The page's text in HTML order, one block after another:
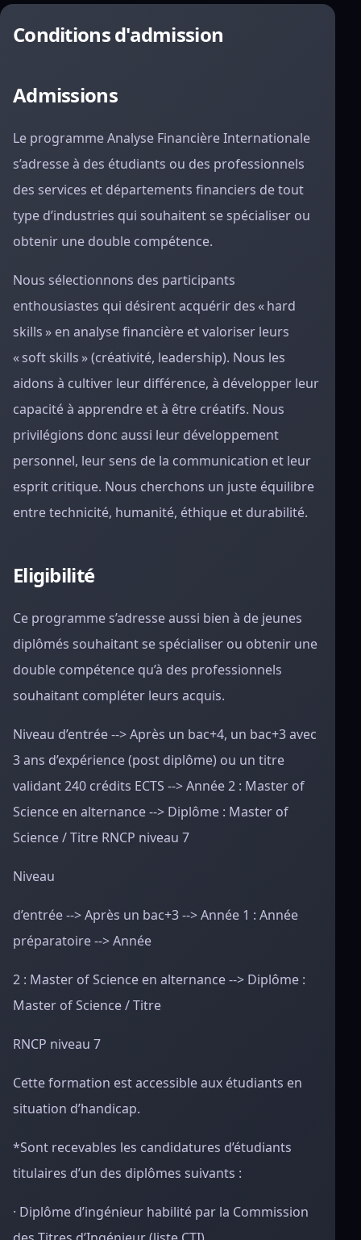
Conditions d'admission
Admissions
Le programme Analyse Financière Internationale
s’adresse à des étudiants ou des professionnels
des services et départements financiers de tout
type d’industries qui souhaitent se spécialiser ou
obtenir une double compétence.
Nous sélectionnons des participants
enthousiastes qui désirent acquérir des « hard
skills » en analyse financière et valoriser leurs
« soft skills » (créativité, leadership). Nous les
aidons à cultiver leur différence, à développer leur
capacité à apprendre et à être créatifs. Nous
privilégions donc aussi leur développement
personnel, leur sens de la communication et leur
esprit critique. Nous cherchons un juste équilibre
entre technicité, humanité, éthique et durabilité.
Eligibilité
Ce programme s’adresse aussi bien à de jeunes
diplômés souhaitant se spécialiser ou obtenir une
double compétence qu’à des professionnels
souhaitant compléter leurs acquis.
Niveau d’entrée --> Après un bac+4, un bac+3 avec
3 ans d’expérience (post diplôme) ou un titre
validant 240 crédits ECTS --> Année 2 : Master of
Science en alternance --> Diplôme : Master of
Science / Titre RNCP niveau 7
Niveau
d’entrée --> Après un bac+3 --> Année 1 : Année
préparatoire --> Année
2 : Master of Science en alternance --> Diplôme :
Master of Science / Titre
RNCP niveau 7
Cette formation est accessible aux étudiants en
situation d’handicap.
*Sont recevables les candidatures d’étudiants
titulaires d’un des diplômes suivants :
· Diplôme d’ingénieur habilité par la Commission